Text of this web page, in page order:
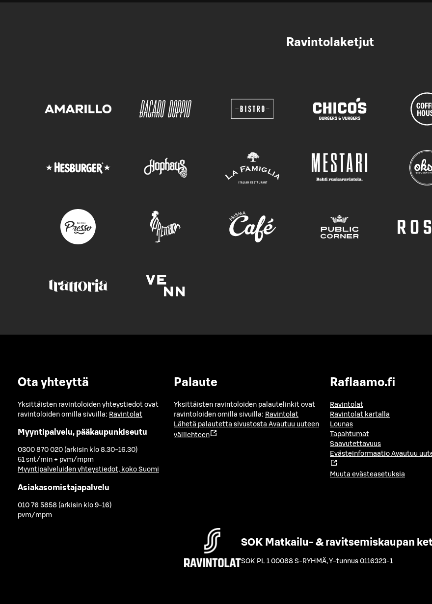
Ravintolaketjut
Ota yhteyttä
Yksittäisten ravintoloiden yhteystiedot ovat
ravintoloiden omilla sivuilla: Ravintolat
Myyntipalvelu, pääkaupunkiseutu
0300 870 020 (arkisin klo 8.30-16.30)
51 snt/min + pvm/mpm
Myyntipalveluiden yhteystiedot, koko Suomi
Asiakasomistajapalvelu
010 76 5858 (arkisin klo 9-16)
pvm/mpm
Palaute
Yksittäisten ravintoloiden palautelinkit ovat
ravintoloiden omilla sivuilla: Ravintolat
Lähetä palautetta sivustosta Avautuu uuteen
välilehteen
Raflaamo.fi
Ravintolat
Ravintolat kartalla
Lounas
Tapahtumat
Saavutettavuus
Evästeinformaatio Avautuu
Muuta evästeasetuksia
SOK Matkailu- & ravitsemiskaupan
SOK PL 1 00088 S-RYHMÄ,Y-tunnus 0116323-1